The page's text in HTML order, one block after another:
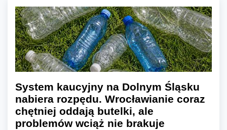
System kaucyjny na Dolnym Śląsku
nabiera rozpędu. Wrocławianie coraz
chętniej oddają butelki, ale
problemów wciąż nie brakuje